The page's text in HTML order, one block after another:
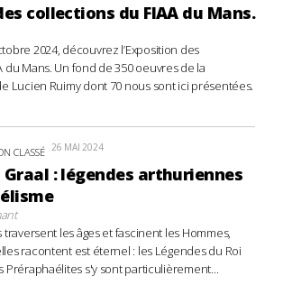
collections du FIAA du Mans.
2024, découvrez l’Exposition des
du Mans. Un fond de 350 oeuvres de la
Lucien Ruimy dont 70 nous sont ici présentées.
CLASSÉ 26 MAI 2024
Graal : légendes arthuriennes
les âges et fascinent les Hommes,
racontent est éternel : les Légendes du Roi
Préraphaélites s'y sont particulièrement...